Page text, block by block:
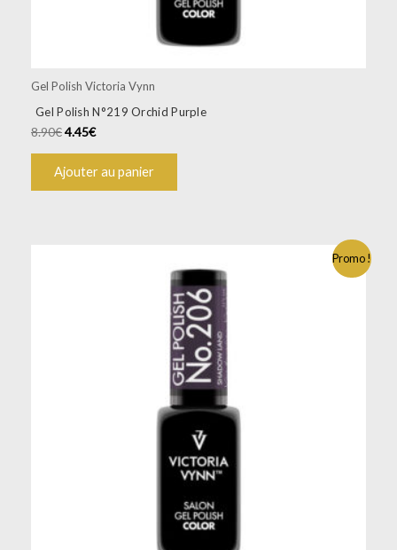
Gel Polish Victoria Vynn
Gel Polish N°219 Orchid Purple
8.90€4.45€
Ajouter au panier
Promo !